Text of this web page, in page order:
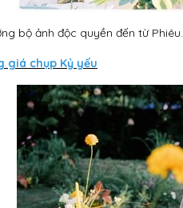
bộ ảnh độc quyền đến từ Phiêu.
giá chụp Kỷ yếu